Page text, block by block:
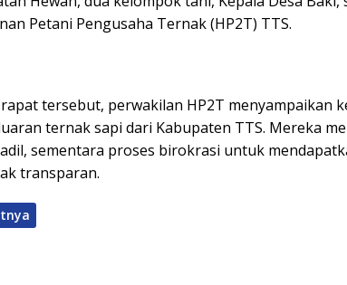
Petani Pengusaha Ternak (HP2T) TTS.
tersebut, perwakilan HP2T menyampaikan
ternak sapi dari Kabupaten TTS. Mereka
sementara proses birokrasi untuk
transparan.